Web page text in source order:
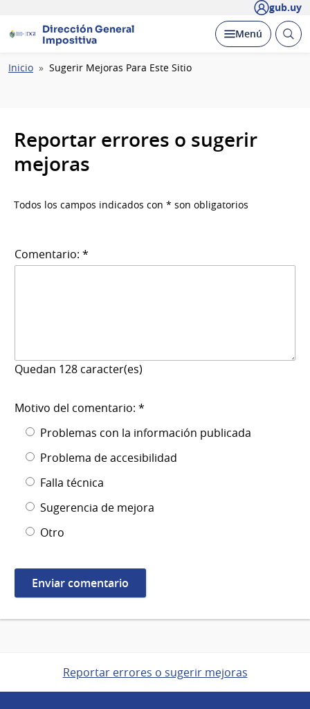
gub.uy
Dirección General
Impositiva
Desplegar
Menú Abrir
Ruta
Inicio Sugerir Mejoras Para Este Sitio
Reportar errores o sugerir
mejoras
Todos los campos indicados con * son obligatorios
Comentario: *
Quedan 128 caracter(es)
Motivo del comentario: *
Problemas con la información publicada
Problema de accesibilidad
Falla técnica
Sugerencia de mejora
Otro
Reportar errores o sugerir mejoras